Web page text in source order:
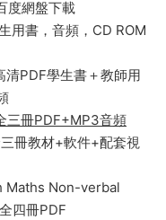
PDF 音頻 視頻
牛津美式英語初中
學生用書PDF
度網盤下載
用書，音頻，CD ROM
PDF學生書＋教師用